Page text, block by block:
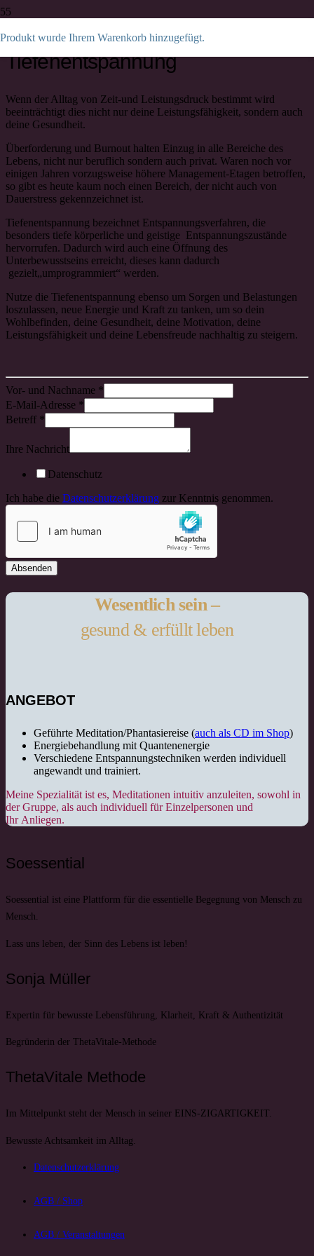
Produkt wurde Ihrem Warenkorb hinzugefügt.
Tiefenentspannung
Wenn der Alltag von Zeit-und Leistungsdruck bestimmt wird
beeinträchtigt dies nicht nur deine Leistungsfähigkeit, sondern auch
deine Gesundheit.
Überforderung und Burnout halten Einzug in alle Bereiche des
Lebens, nicht nur beruflich sondern auch privat. Waren noch vor
einigen Jahren vorzugsweise höhere Management-Etagen betroffen,
so gibt es heute kaum noch einen Bereich, der nicht auch von
Dauerstress gekennzeichnet ist.
Tiefenentspannung bezeichnet Entspannungsverfahren, die
besonders tiefe körperliche und geistige Entspannungszustände
hervorrufen. Dadurch wird auch eine Öffnung des
Unterbewusstseins erreicht, dieses kann dadurch
gezielt„umprogrammiert“ werden.
Nutze die Tiefenentspannung ebenso um Sorgen und Belastungen
loszulassen, neue Energie und Kraft zu tanken, um so dein
Wohlbefinden, deine Gesundheit, deine Motivation, deine
Leistungsfähigkeit und deine Lebensfreude nachhaltig zu steigern.
Vor- und Nachname *
E-Mail-Adresse *
Betreff *
Ihre Nachricht
Datenschutz
Ich habe die Datenschutzerklärung zur Kenntnis genommen.
Absenden
Wesentlich sein –
gesund & erfüllt leben
ANGEBOT
Geführte Meditation/Phantasiereise (auch als CD im Shop)
Energiebehandlung mit Quantenenergie
Verschiedene Entspannungstechniken werden individuell
angewandt und trainiert.
Meine Spezialität ist es, Meditationen intuitiv anzuleiten, sowohl in
der Gruppe, als auch individuell für Einzelpersonen und
Ihr Anliegen.
Soessential
Soessential ist eine Plattform für die essentielle Begegnung von Mensch zu
Mensch.
Lass uns leben, der Sinn des Lebens ist leben!
Sonja Müller
Expertin für bewusste Lebensführung, Klarheit, Kraft & Authentizität
Begründerin der ThetaVitale-Methode
ThetaVitale Methode
Im Mittelpunkt steht der Mensch in seiner EINS-ZIGARTIGKEIT.
Bewusste Achtsamkeit im Alltag.
Datenschutzerklärung
AGB / Shop
AGB / Veranstaltungen